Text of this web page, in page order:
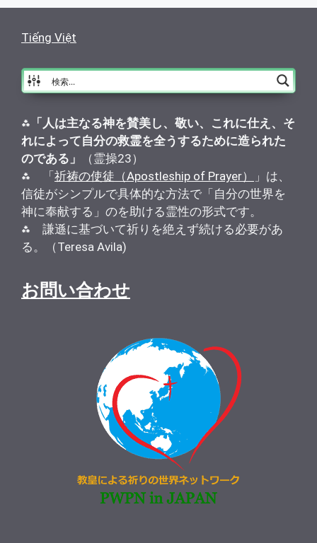
Tiếng Việt
⁂ 「人は主なる神を賛美し、敬い、これに仕え、そ
れによって自分の救霊を全うするために造られた
のである」
（霊操23）
⁂ 「 祈祷の使徒（Apostleship of Prayer）
」は、
信徒がシンプルで具体的な方法で「自分の世界を
神に奉献する」のを助ける霊性の形式です。
⁂ 謙遜に基づいて祈りを絶えず続ける必要があ
る。（Teresa Avila)
お問い合わせ